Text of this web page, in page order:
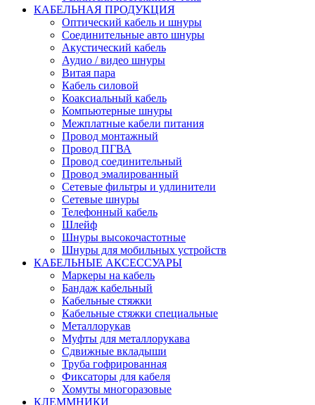
КАБЕЛЬНАЯ ПРОДУКЦИЯ
Оптический кабель и шнуры
Соединительные авто шнуры
Акустический кабель
Аудио / видео шнуры
Витая пара
Кабель силовой
Коаксиальный кабель
Компьютерные шнуры
Межплатные кабели питания
Провод монтажный
Провод ПГВА
Провод соединительный
Провод эмалированный
Сетевые фильтры и удлинители
Сетевые шнуры
Телефонный кабель
Шлейф
Шнуры высокочастотные
Шнуры для мобильных устройств
КАБЕЛЬНЫЕ АКСЕССУАРЫ
Маркеры на кабель
Бандаж кабельный
Кабельные стяжки
Кабельные стяжки специальные
Металлорукав
Муфты для металлорукава
Сдвижные вкладыши
Труба гофрированная
Фиксаторы для кабеля
Хомуты многоразовые
КЛЕММНИКИ